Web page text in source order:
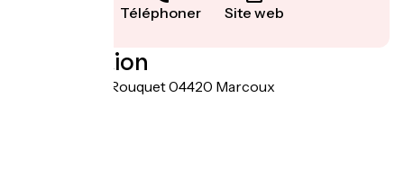
Téléphoner Site web
Localisation
10 impasse du Rouquet 04420 Marcoux